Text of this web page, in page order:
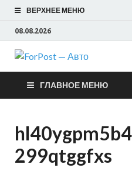
ВЕРХНЕЕ МЕНЮ
08.08.2026
ГЛАВНОЕ МЕНЮ
299qtggfxs